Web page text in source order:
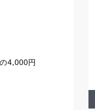
4,000円